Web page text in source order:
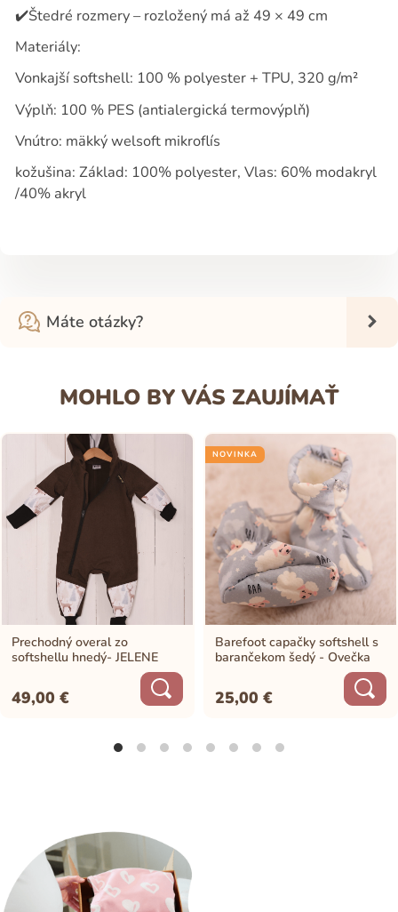
✔️Štedré rozmery – rozložený má až 49 × 49 cm
Materiály:
Vonkajší softshell: 100 % polyester + TPU, 320 g/m²
Výplň: 100 % PES (antialergická termovýplň)
Vnútro: mäkký welsoft mikroflís
kožušina: Základ: 100% polyester, Vlas: 60% modakryl
/40% akryl
Máte otázky?
MOHLO BY VÁS ZAUJÍMAŤ
Prechodný overal zo
softshellu hnedý- JELENE
49,00€
NOVINKA
Barefoot capačky softshell s
barančekom šedý - Ovečka
25,00€